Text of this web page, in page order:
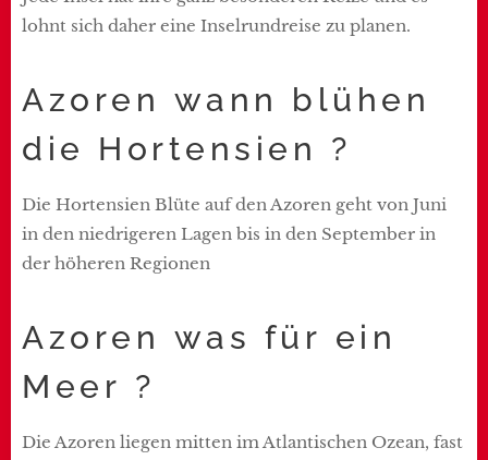
lohnt sich daher eine Inselrundreise zu planen.
Azoren wann blühen
die Hortensien ?
Die Hortensien Blüte auf den Azoren geht von Juni
in den niedrigeren Lagen bis in den September in
der höheren Regionen
Azoren was für ein
Meer ?
Die Azoren liegen mitten im Atlantischen Ozean, fast